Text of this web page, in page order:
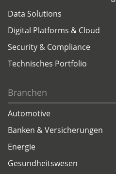
Data Solutions
Digital Platforms & Cloud
Security & Compliance
Technisches Portfolio
Branchen
Automotive
Banken & Versicherungen
Energie
Gesundheitswesen